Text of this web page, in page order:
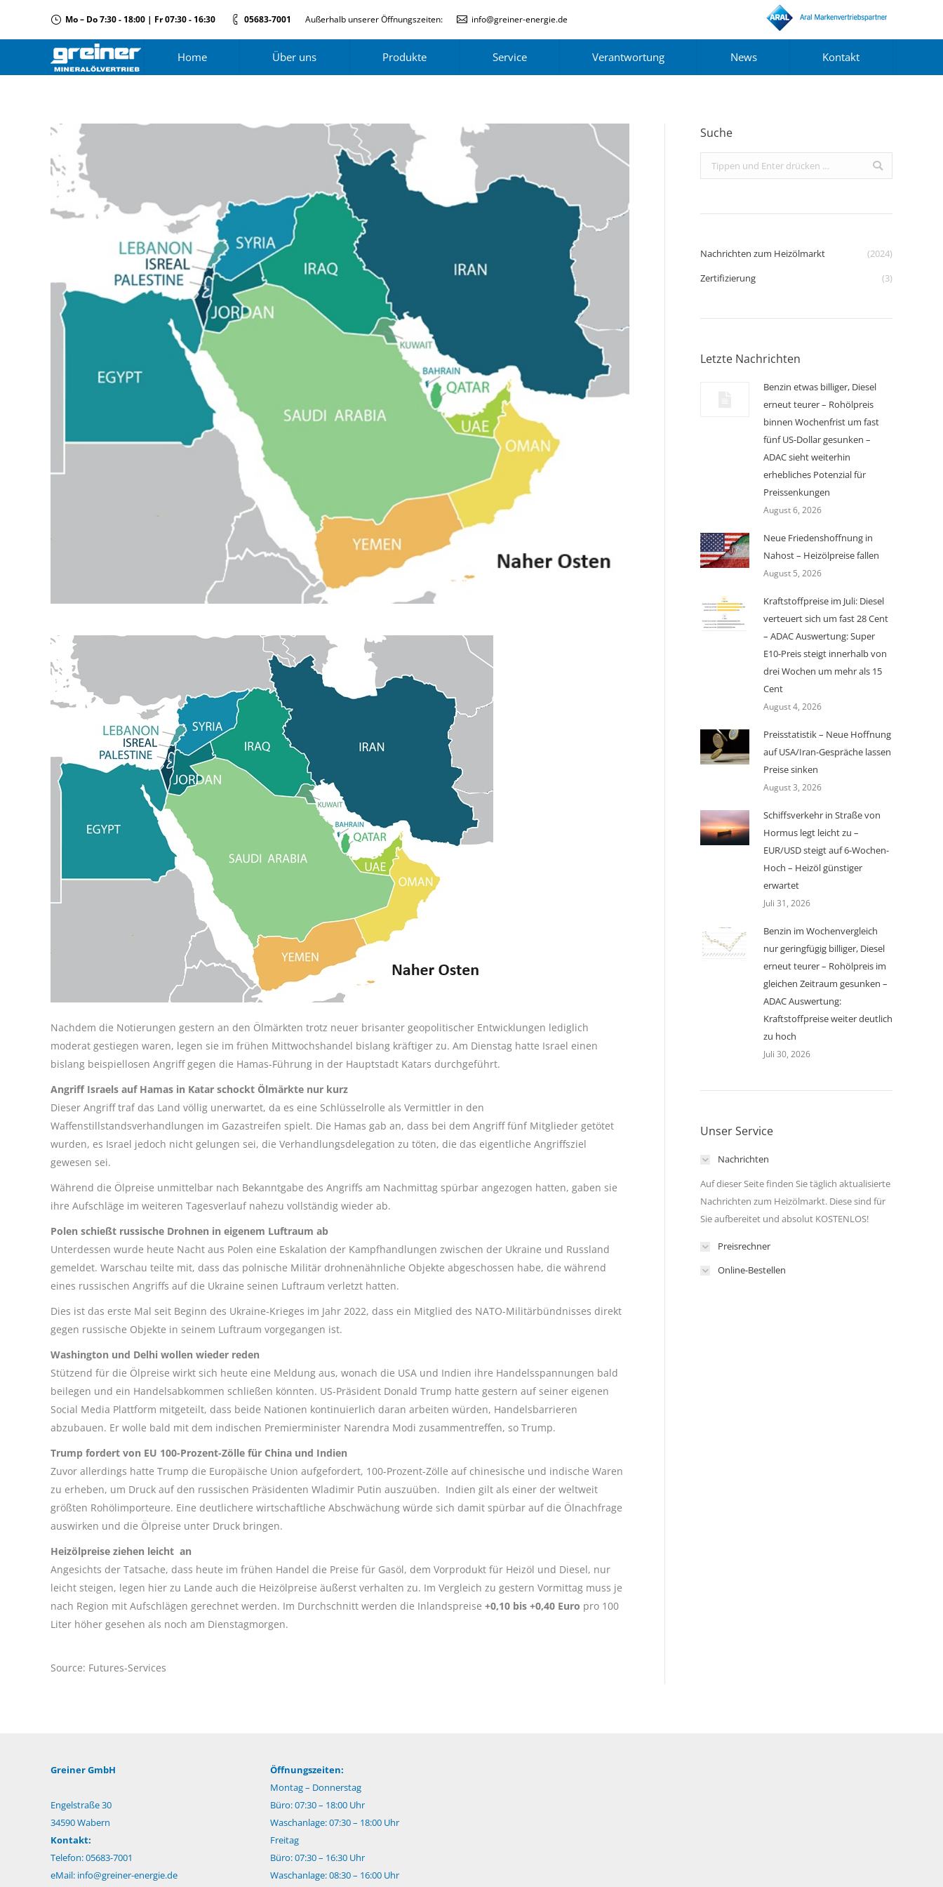
Mo – Do 7:30 - 18:00 | Fr 07:30 - 16:30 05683-7001 Außerhalb unserer Öffnungszeiten: info@greiner-energie.de
Home Über uns Produkte Service Verantwortung News Kontakt
Nachdem die Notierungen gestern an den Ölmärkten trotz neuer brisanter geopolitischer Entwicklungen lediglich
moderat gestiegen waren, legen sie im frühen Mittwochshandel bislang kräftiger zu. Am Dienstag hatte Israel einen
bislang beispiellosen Angriff gegen die Hamas-Führung in der Hauptstadt Katars durchgeführt.
Angriff Israels auf Hamas in Katar schockt Ölmärkte nur kurz
Dieser Angriff traf das Land völlig unerwartet, da es eine Schlüsselrolle als Vermittler in den
Waffenstillstandsverhandlungen im Gazastreifen spielt. Die Hamas gab an, dass bei dem Angriff fünf Mitglieder getötet
wurden, es Israel jedoch nicht gelungen sei, die Verhandlungsdelegation zu töten, die das eigentliche Angriffsziel
gewesen sei.
Während die Ölpreise unmittelbar nach Bekanntgabe des Angriffs am Nachmittag spürbar angezogen hatten, gaben sie
ihre Aufschläge im weiteren Tagesverlauf nahezu vollständig wieder ab.
Polen schießt russische Drohnen in eigenem Luftraum ab
Unterdessen wurde heute Nacht aus Polen eine Eskalation der Kampfhandlungen zwischen der Ukraine und Russland
gemeldet. Warschau teilte mit, dass das polnische Militär drohnenähnliche Objekte abgeschossen habe, die während
eines russischen Angriffs auf die Ukraine seinen Luftraum verletzt hatten.
Dies ist das erste Mal seit Beginn des Ukraine-Krieges im Jahr 2022, dass ein Mitglied des NATO-Militärbündnisses direkt
gegen russische Objekte in seinem Luftraum vorgegangen ist.
Washington und Delhi wollen wieder reden
Stützend für die Ölpreise wirkt sich heute eine Meldung aus, wonach die USA und Indien ihre Handelsspannungen bald
beilegen und ein Handelsabkommen schließen könnten. US-Präsident Donald Trump hatte gestern auf seiner eigenen
Social Media Plattform mitgeteilt, dass beide Nationen kontinuierlich daran arbeiten würden, Handelsbarrieren
abzubauen. Er wolle bald mit dem indischen Premierminister Narendra Modi zusammentreffen, so Trump.
Trump fordert von EU 100-Prozent-Zölle für China und Indien
Zuvor allerdings hatte Trump die Europäische Union aufgefordert, 100-Prozent-Zölle auf chinesische und indische Waren
zu erheben, um Druck auf den russischen Präsidenten Wladimir Putin auszuüben. Indien gilt als einer der weltweit
größten Rohölimporteure. Eine deutlichere wirtschaftliche Abschwächung würde sich damit spürbar auf die Ölnachfrage
auswirken und die Ölpreise unter Druck bringen.
Heizölpreise ziehen leicht an
Angesichts der Tatsache, dass heute im frühen Handel die Preise für Gasöl, dem Vorprodukt für Heizöl und Diesel, nur
leicht steigen, legen hier zu Lande auch die Heizölpreise äußerst verhalten zu. Im Vergleich zu gestern Vormittag muss je
nach Region mit Aufschlägen gerechnet werden. Im Durchschnitt werden die Inlandspreise +0,10 bis +0,40 Euro pro 100
Liter höher gesehen als noch am Dienstagmorgen.
Source: Futures-Services
Suche
Search:
Nachrichten zum Heizölmarkt
(2024)
Zertifizierung
(3)
Letzte Nachrichten
Benzin etwas billiger, Diesel
erneut teurer – Rohölpreis
binnen Wochenfrist um fast
fünf US-Dollar gesunken –
ADAC sieht weiterhin
erhebliches Potenzial für
Preissenkungen
August 6, 2026
Neue Friedenshoffnung in
Nahost – Heizölpreise fallen
August 5, 2026
Kraftstoffpreise im Juli: Diesel
verteuert sich um fast 28 Cent
– ADAC Auswertung: Super
E10-Preis steigt innerhalb von
drei Wochen um mehr als 15
Cent
August 4, 2026
Preisstatistik – Neue Hoffnung
auf USA/Iran-Gespräche lassen
Preise sinken
August 3, 2026
Schiffsverkehr in Straße von
Hormus legt leicht zu –
EUR/USD steigt auf 6-Wochen-
Hoch – Heizöl günstiger
erwartet
Juli 31, 2026
Benzin im Wochenvergleich
nur geringfügig billiger, Diesel
erneut teurer – Rohölpreis im
gleichen Zeitraum gesunken –
ADAC Auswertung:
Kraftstoffpreise weiter deutlich
zu hoch
Juli 30, 2026
Unser Service
Nachrichten
Auf dieser Seite finden Sie täglich aktualisierte
Nachrichten zum Heizölmarkt. Diese sind für
Sie aufbereitet und absolut KOSTENLOS!
Preisrechner
Online-Bestellen
Greiner GmbH
Engelstraße 30
34590 Wabern
Kontakt:
Telefon: 05683-7001
eMail: info@greiner-energie.de
Öffnungszeiten:
Montag – Donnerstag
Büro: 07:30 – 18:00 Uhr
Waschanlage: 07:30 – 18:00 Uhr
Freitag
Büro: 07:30 – 16:30 Uhr
Waschanlage: 08:30 – 16:00 Uhr